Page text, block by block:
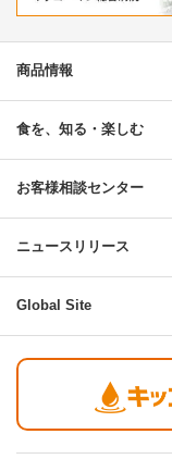
商品情報
食を、知る・楽しむ
お客様相談センター
ニュースリリース
Global Site